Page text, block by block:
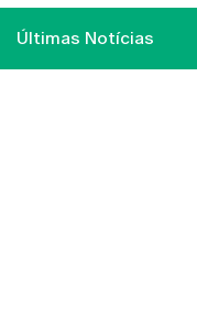
Últimas Notícias